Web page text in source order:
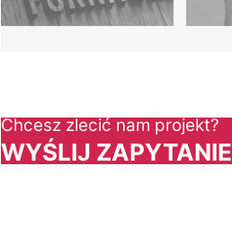
WYŚLIJ ZAPYTANIE
Chcesz zlecić nam projekt?